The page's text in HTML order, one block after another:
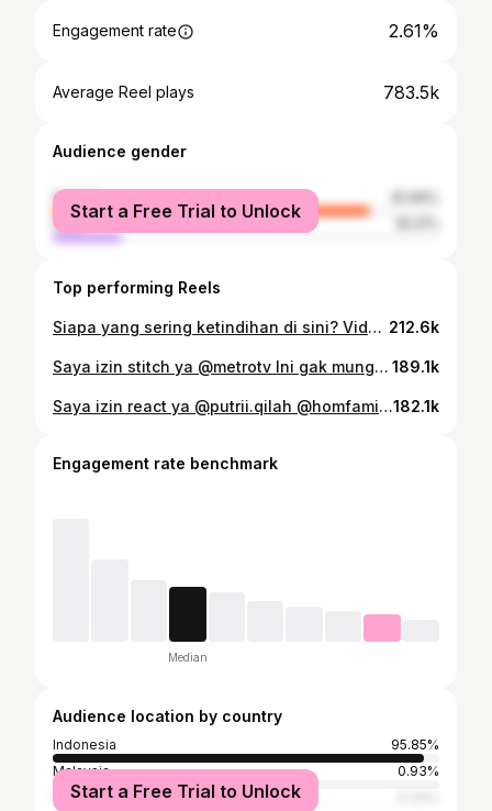
Engagement rate 2.61%
Average Reel plays 783.5k
Audience gender
female
male
Start a Free Trial to Unlock
Top performing Reels
Siapa yang sering ketindihan di sini? Video dari @dagelanviral yang saya gak tahu ngambil videonya siapa. If you are him, let me know 🫡 212.6k
Saya izin stitch ya @metrotv Ini gak mungkin prank atau gak sengaja dong ya. CCTV juga udah jelas, harusnya bisa nemulah ya tersangka dan jelas motifnya. 189.1k
Saya izin react ya @putrii.qilah @homfamilygym AYO LATIHAN BEBAN SEKARANG 🫵💪182.1k
Engagement rate benchmark
Median
Audience location by country
Indonesia
95.85%
Malaysia
0.93%
China
Start a Free Trial to Unlock